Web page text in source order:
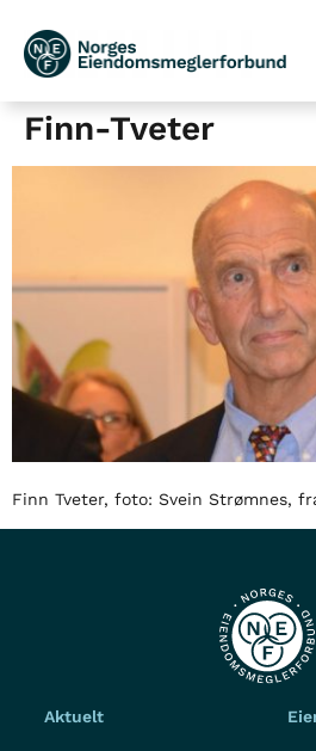
Finn-Tveter
Finn Tveter, foto: Svein Strømnes,
Aktuelt